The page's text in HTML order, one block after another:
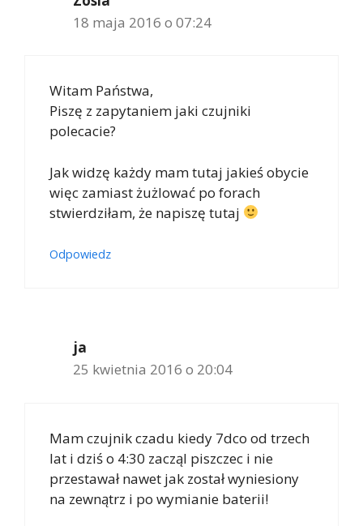
18 maja 2016 o 07:24
Witam Państwa,
Piszę z zapytaniem jaki czujniki
polecacie?
Jak widzę każdy mam tutaj jakieś obycie
więc zamiast żużlować po forach
stwierdziłam, że napiszę tutaj
Odpowiedz
ja
25 kwietnia 2016 o 20:04
Mam czujnik czadu kiedy 7dco od trzech
lat i dziś o 4:30 zacząl piszczec i nie
przestawał nawet jak został wyniesiony
na zewnątrz i po wymianie baterii!